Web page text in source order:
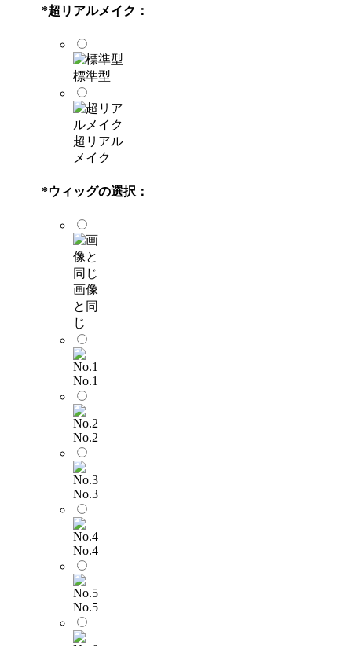
*超リアルメイク：
標準型
超リアル
メイク
*ウィッグの選択：
画像
と同
じ
No.1
No.2
No.3
No.4
No.5